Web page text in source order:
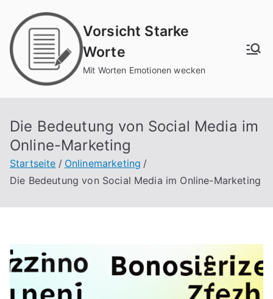
Inhalt
springen
Vorsicht Starke
Worte
Mit Worten Emotionen wecken
Die Bedeutung von Social Media im
Online-Marketing
Startseite
Onlinemarketing
Die Bedeutung von Social Media im Online-Marketing